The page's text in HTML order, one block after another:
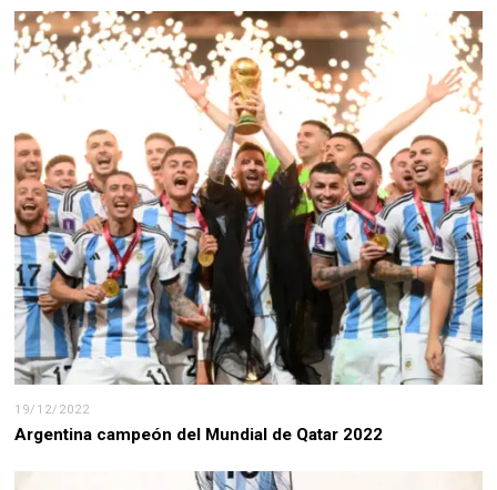
19/12/2022
Argentina campeón del Mundial de Qatar 2022